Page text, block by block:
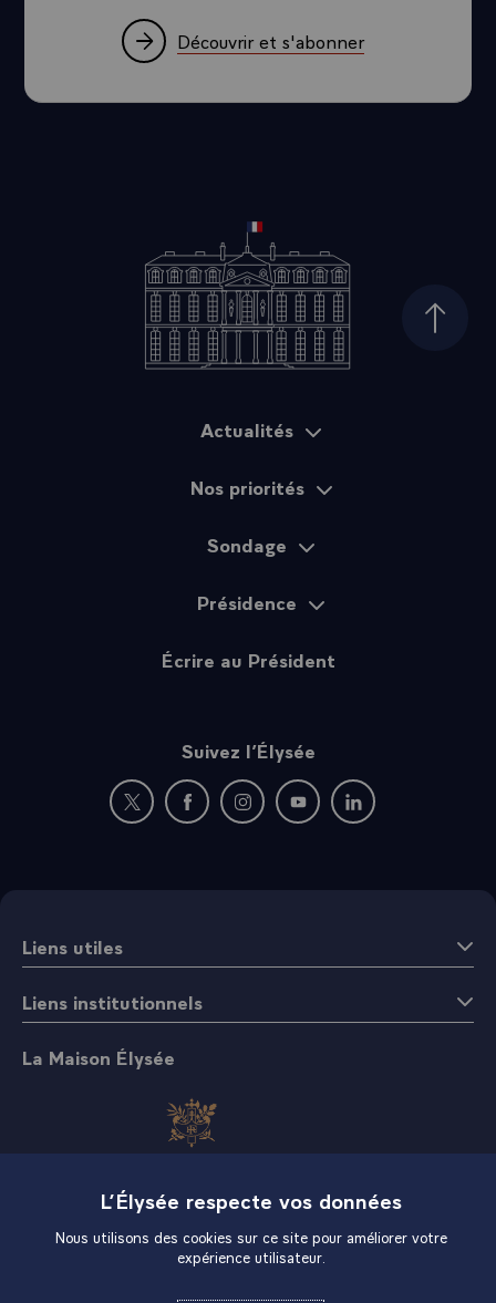
Découvrir et s'abonner
Haut
Actualités
Nos priorités
Sondage
Présidence
Écrire au Président
Suivez l’Élysée
Nouvelle fenêtre : rejoignez-nous sur Twitter
Nouvelle fenêtre : rejoignez-nous sur
Nouvelle fenêtre : rejoignez-nous
Nouvelle fenêtre :
Nouvelle fenêtre :
Liens utiles
Liens institutionnels
La Maison Élysée
L’Élysée respecte vos données
Nous utilisons des cookies sur ce site pour améliorer votre
expérience utilisateur.